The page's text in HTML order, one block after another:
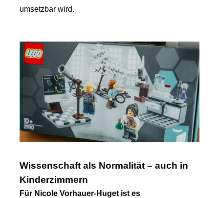
umsetzbar wird.
Wissenschaft als Normalität – auch in
Kinderzimmern
Für Nicole Vorhauer-Huget ist es